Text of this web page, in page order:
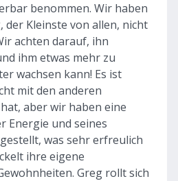
benommen. Wir haben
der Kleinste von allen, nicht
achten darauf, ihn
ihm etwas mehr zu
wachsen kann! Es ist
mit den anderen
aber wir haben eine
Energie und seines
was sehr erfreulich
ihre eigene
Greg rollt sich